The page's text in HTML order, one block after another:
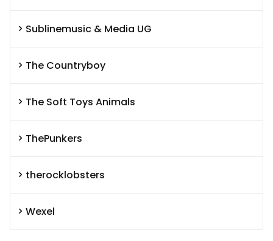
Sublinemusic & Media UG
The Countryboy
The Soft Toys Animals
ThePunkers
therocklobsters
Wexel